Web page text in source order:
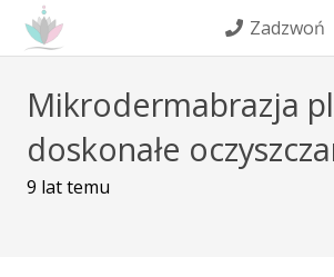
Zadzwoń
Mikrodermabrazja
doskonałe
9 lat temu